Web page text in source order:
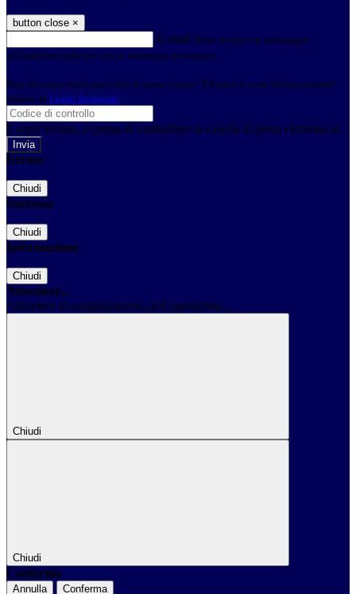
button close ×
E-mail Verrà inviato un messaggio
all'indirizzo indicato con le istruzioni necessarie.
Non hai una e-mail associata al nome utente? Effettua il reset della password
tramite la Login Spaggiari
E-mail inviata, si prega di controllare la casella di posta elettronica!
Errore
Chiudi
Successo
Chiudi
Informazione
Chiudi
Attendere...
Attendere il completamento dell'operazione...
Chiudi
Chiudi
Conferma
Annulla Conferma